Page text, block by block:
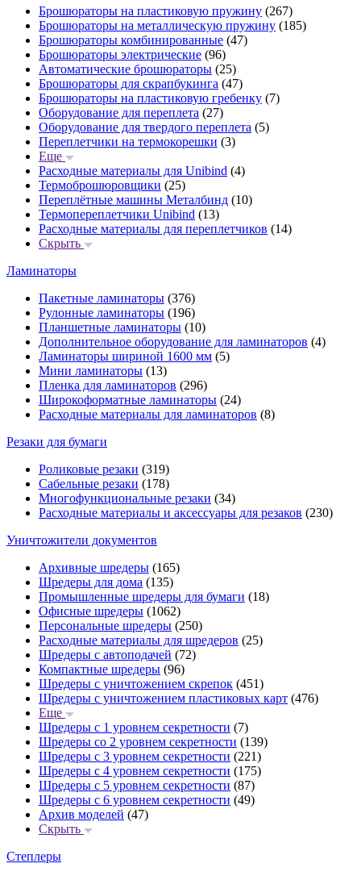
Брошюраторы на пластиковую пружину (267)
Брошюраторы на металлическую пружину (185)
Брошюраторы комбинированные (47)
Брошюраторы электрические (96)
Автоматические брошюраторы (25)
Брошюраторы для скрапбукинга (47)
Брошюраторы на пластиковую гребенку (7)
Оборудование для переплета (27)
Оборудование для твердого переплета (5)
Переплетчики на термокорешки (3)
Еще
Расходные материалы для Unibind (4)
Термоброшюровщики (25)
Переплётные машины Металбинд (10)
Термопереплетчики Unibind (13)
Расходные материалы для переплетчиков (14)
Скрыть
Ламинаторы
Пакетные ламинаторы (376)
Рулонные ламинаторы (196)
Планшетные ламинаторы (10)
Дополнительное оборудование для ламинаторов (4)
Ламинаторы шириной 1600 мм (5)
Мини ламинаторы (13)
Пленка для ламинаторов (296)
Широкоформатные ламинаторы (24)
Расходные материалы для ламинаторов (8)
Резаки для бумаги
Роликовые резаки (319)
Сабельные резаки (178)
Многофункциональные резаки (34)
Расходные материалы и аксессуары для резаков (230)
Уничтожители документов
Архивные шредеры (165)
Шредеры для дома (135)
Промышленные шредеры для бумаги (18)
Офисные шредеры (1062)
Персональные шредеры (250)
Расходные материалы для шредеров (25)
Шредеры с автоподачей (72)
Компактные шредеры (96)
Шредеры с уничтожением скрепок (451)
Шредеры с уничтожением пластиковых карт (476)
Еще
Шредеры с 1 уровнем секретности (7)
Шредеры со 2 уровнем секретности (139)
Шредеры с 3 уровнем секретности (221)
Шредеры с 4 уровнем секретности (175)
Шредеры с 5 уровнем секретности (87)
Шредеры с 6 уровнем секретности (49)
Архив моделей (47)
Скрыть
Степлеры